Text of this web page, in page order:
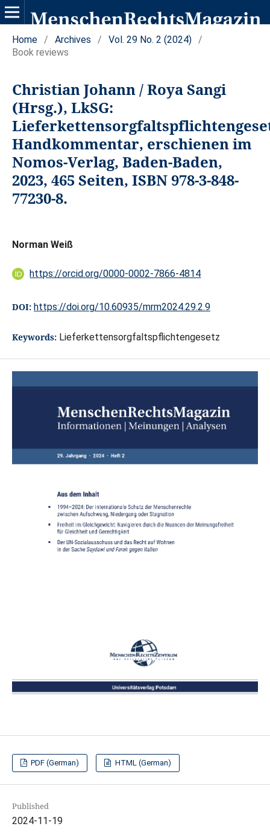
Home / Archives / Vol. 29 No. 2 (2024) /
Book reviews
Christian Johann / Roya Sangi
(Hrsg.), LkSG:
Handkommentar, erschienen im
Nomos-Verlag, Baden-Baden,
2023, 465 Seiten, ISBN 978-3-848-
77230-8.
Norman Weiß
https://orcid.org/0000-0002-7866-4814
DOI: https://doi.org/10.60935/mrm2024.29.2.9
Keywords: Lieferkettensorgfaltspflichtengesetz
PDF (German) HTML (German)
Published
2024-11-19